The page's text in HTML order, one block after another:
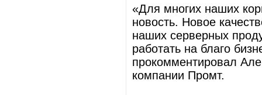
«Для многих наших
новость. Новое
наших серверных
работать на благо
прокомментировал
компании Промт.